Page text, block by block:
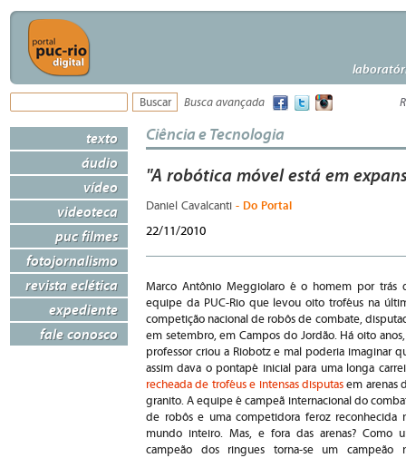
Busca avançada
texto
áudio
vídeo
videoteca
puc filmes
fotojornalismo
revista eclética
expediente
fale conosco
Ciência e Tecnologia
"A robótica móvel está em
Daniel Cavalcanti - Do Portal
22/11/2010
Marco Antônio Meggiolaro é o homem por trás
equipe da PUC-Rio que levou oito troféus na
competição nacional de robôs de combate,
em setembro, em Campos do Jordão. Há oito
professor criou a Riobotz e mal poderia imaginar
assim dava o pontapé inicial para uma longa
recheada de troféus e intensas disputasem arenas
granito. A equipe é campeã internacional do
de robôs e uma competidora feroz reconhecida
mundo inteiro. Mas, e fora das arenas? Como
campeão dos ringues torna-se um campeão